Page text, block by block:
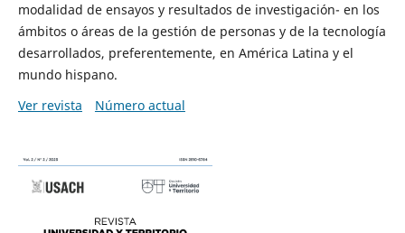
modalidad de ensayos y resultados de investigación- en los
ámbitos o áreas de la gestión de personas y de la tecnología
desarrollados, preferentemente, en América Latina y el
mundo hispano.
Ver revista
Número actual